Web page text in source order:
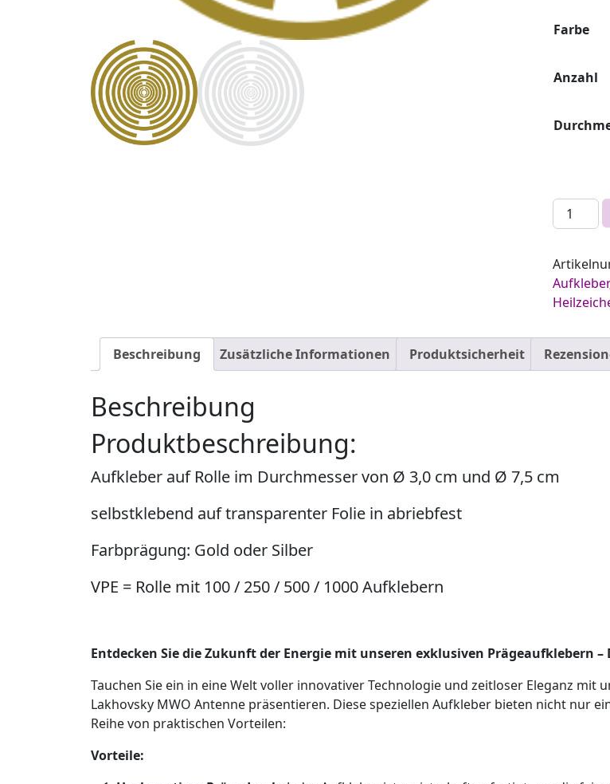
Farbe
Anzahl
Aufkleber
Beschreibung Zusätzliche Informationen Produktsicherheit
Beschreibung
Produktbeschreibung:
Aufkleber auf Rolle im Durchmesser von Ø 3,0 cm und Ø 7,5 cm
selbstklebend auf transparenter Folie in abriebfest
Farbprägung: Gold oder Silber
VPE = Rolle mit 100 / 250 / 500 / 1000 Aufklebern
Entdecken Sie die Zukunft der Energie mit unseren exklusiven Prägeaufklebern
Tauchen Sie ein in eine Welt voller innovativer Technologie und zeitloser Eleganz
Lakhovsky MWO Antenne präsentieren. Diese speziellen Aufkleber bieten nicht nur
Reihe von praktischen Vorteilen:
Vorteile: